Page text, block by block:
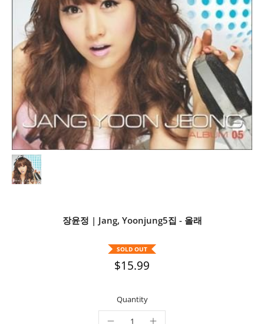
장윤정 | Jang, Yoonjung5집 - 올래
SOLD OUT
$15.99
Quantity